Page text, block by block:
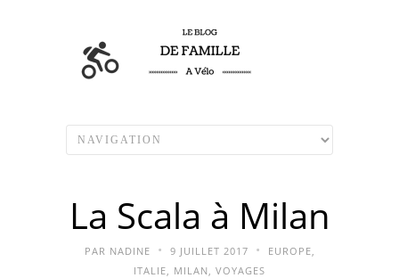
La Scala à Milan
PAR NADINE • 9 JUILLET 2017 • EUROPE,
ITALIE, MILAN , VOYAGES